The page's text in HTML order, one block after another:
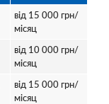
від 15 000грн/
місяц
від 10 000 грн/
місяц
від 15 000грн/
місяц